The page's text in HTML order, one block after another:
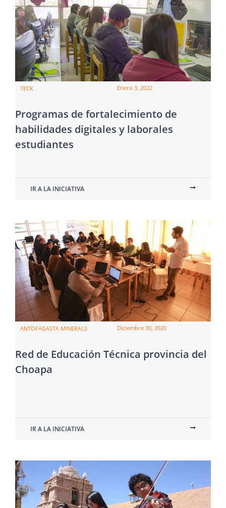
TECK Enero 3, 2022
Programas de fortalecimiento de
habilidades digitales y laborales
estudiantes
IR A LA INICIATIVA
ANTOFAGASTA MINERALS Diciembre 30, 2020
Red de Educación Técnica provincia del
Choapa
IR A LA INICIATIVA